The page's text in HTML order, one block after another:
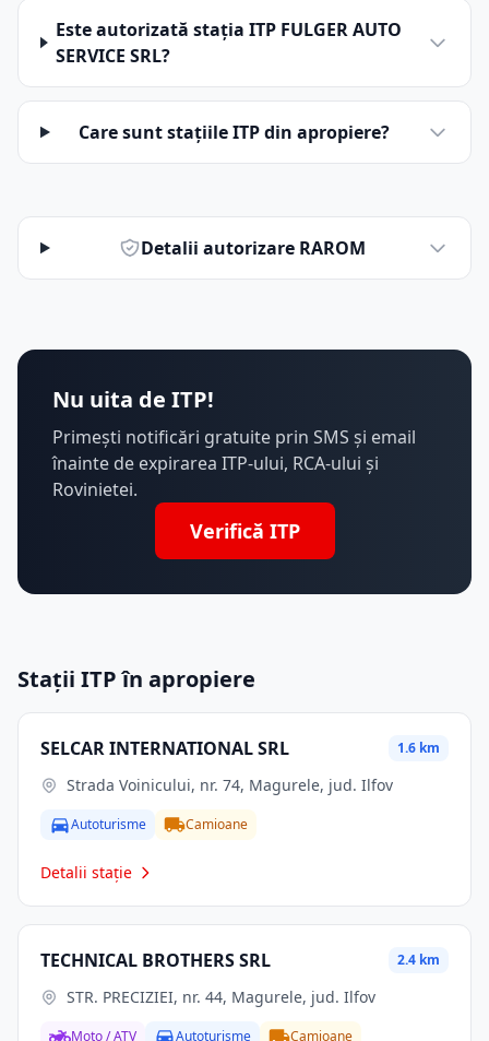
Este autorizată stația ITP FULGER AUTO
SERVICE SRL?
Care sunt stațiile ITP din apropiere?
Detalii autorizare RAROM
Nu uita de ITP!
Primești notificări gratuite prin SMS și email
înainte de expirarea ITP-ului, RCA-ului și
Rovinietei.
Verifică ITP
Stații ITP în apropiere
SELCAR INTERNATIONAL SRL 1.6 km
Strada Voinicului, nr. 74, Magurele, jud. Ilfov
Autoturisme Camioane
Detalii stație
TECHNICAL BROTHERS SRL 2.4 km
STR. PRECIZIEI, nr. 44, Magurele, jud. Ilfov
Moto / ATV Autoturisme Camioane